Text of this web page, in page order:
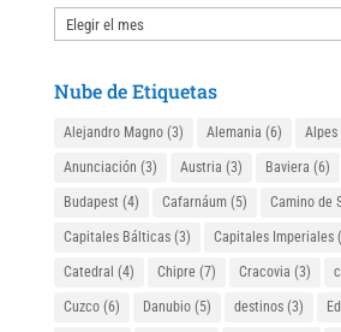
Nuestro
Archivo
Nube de Etiquetas
Alejandro Magno(3) Alemania (6) Alpes
Anunciación (3) Austria (3) Baviera (6)
Budapest (4) Cafarnáum(5) Camino de
Capitales Bálticas(3) Capitales Imperiales
Catedral (4) Chipre (7) Cracovia (3)
Cuzco(6) Danubio(5) destinos(3)